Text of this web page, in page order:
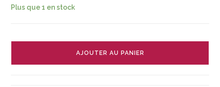
Plus que 1 en stock
Miroir
AJOUTER AU PANIER